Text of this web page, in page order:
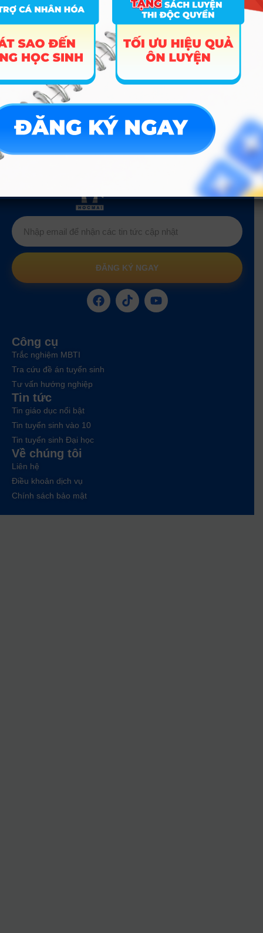
A00; A01; D01; C04; C00;
D07; A07; D14; D15; X21;
16.5 16.5
19
Quản trị dịch vụ du
lịch và lữ hành
A00; A01; D01; C04; C00;
D07; A07; D14; D15; X21;
X01; X25
16.5 16.5
20 Quản trị khách sạn
A00; A01; D01; C04; C00;
D07; A07; D14; D15; X21;
16.5 16.5 16.5
16.5
Hướng nghiệp
ĐĂNG KÝ NGAY
Công cụ
Trắc nghiệm MBTI
Tra cứu đề án tuyển sinh
Tư vấn hướng nghiệp
Tin tức
Tin giáo dục nổi bật
Tin tuyển sinh vào 10
Tin tuyển sinh Đại học
Về chúng tôi
Liên hệ
Điều khoản dịch vụ
Chính sách bảo mật